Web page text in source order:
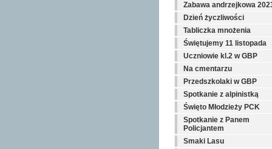
Zabawa andrzejkowa
Dzień życzliwości
Tabliczka mnożenia
Świętujemy 11 listopada
Uczniowie kl.2 w GBP
Na cmentarzu
Przedszkolaki w GBP
Spotkanie z alpinistką
Święto Młodzieży PCK
Spotkanie z Panem
Policjantem
Smaki Lasu